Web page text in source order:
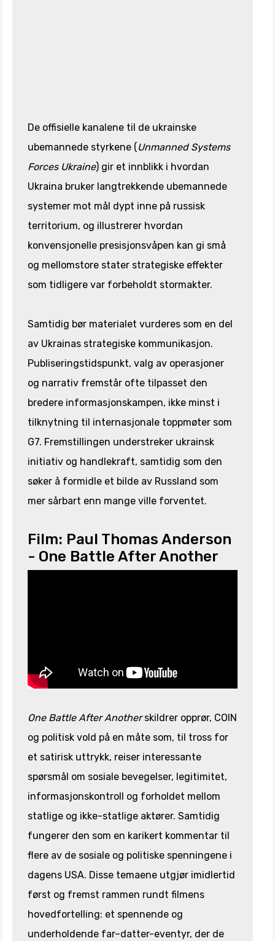
De offisielle kanalene til de ukrainske
ubemannede styrkene (Unmanned Systems
Forces Ukraine) gir et innblikk i hvordan
Ukraina bruker langtrekkende ubemannede
systemer mot mål dypt inne på russisk
territorium, og illustrerer hvordan
konvensjonelle presisjonsvåpen kan gi små
og mellomstore stater strategiske effekter
som tidligere var forbeholdt stormakter.
Samtidig bør materialet vurderes som en del
av Ukrainas strategiske kommunikasjon.
Publiseringstidspunkt, valg av operasjoner
og narrativ fremstår ofte tilpasset den
bredere informasjonskampen, ikke minst i
tilknytning til internasjonale toppmøter som
G7. Fremstillingen understreker ukrainsk
initiativ og handlekraft, samtidig som den
søker å formidle et bilde av Russland som
mer sårbart enn mange ville forventet.
Film: Paul Thomas Anderson
- One Battle After Another
One Battle After Anotherskildrer opprør, COIN
og politisk vold på en måte som, til tross for
et satirisk uttrykk, reiser interessante
spørsmål om sosiale bevegelser, legitimitet,
informasjonskontroll og forholdet mellom
statlige og ikke-statlige aktører. Samtidig
fungerer den som en karikert kommentar til
flere av de sosiale og politiske spenningene i
dagens USA. Disse temaene utgjør imidlertid
først og fremst rammen rundt filmens
hovedfortelling: et spennende og
underholdende far–datter-eventyr, der de